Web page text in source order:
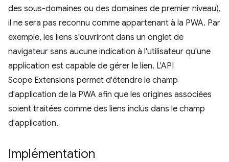
des sous-domaines ou des domaines de premier niveau),
il ne sera pas reconnu comme appartenant à la PWA. Par
exemple, les liens s'ouvriront dans un onglet de
navigateur sans aucune indication à l'utilisateur qu'une
application est capable de gérer le lien. L'API
Scope Extensions permet d'étendre le champ
d'application de la PWA afin que les origines associées
soient traitées comme des liens inclus dans le champ
d'application.
Implémentation